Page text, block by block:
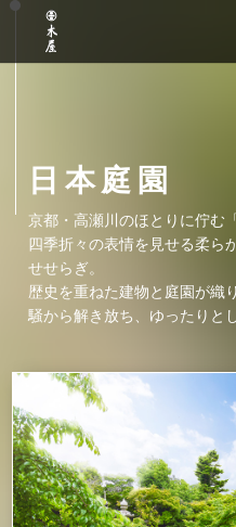
日本庭園
京都・高瀬川のほとりに佇む
四季折々の表情を見せる柔ら
せせらぎ。
歴史を重ねた建物と庭園が織
騒から解き放ち、ゆったりと